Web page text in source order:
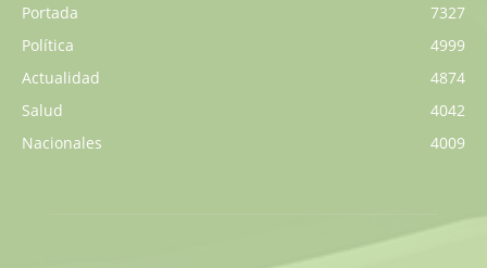
Portada
7327
Política
4999
Actualidad
4874
Salud
4042
Nacionales
4009